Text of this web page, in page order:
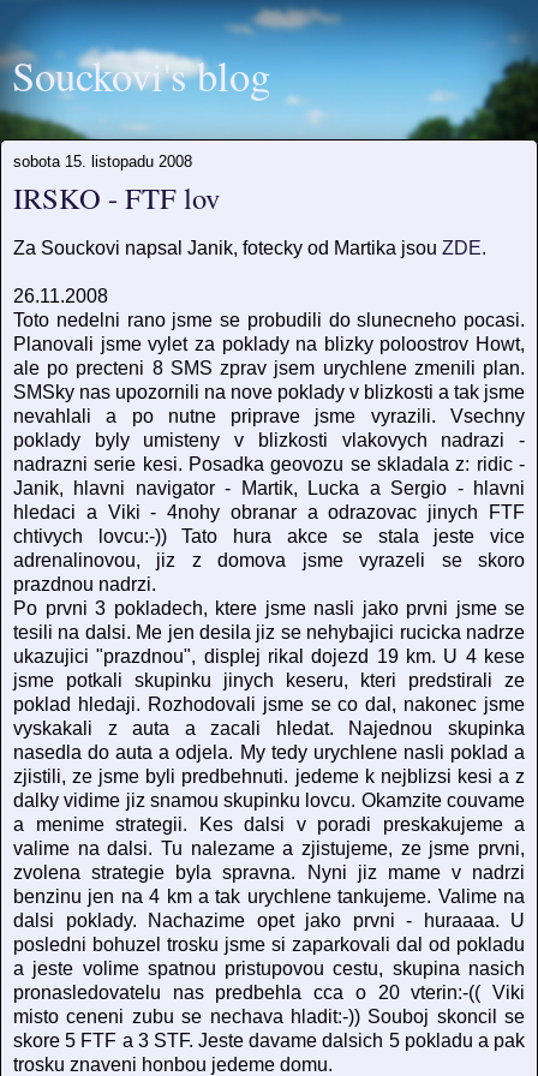
Souckovi's blog
sobota 15. listopadu 2008
IRSKO - FTF lov
Za Souckovi napsal Janik, fotecky od Martika jsou ZDE.
26.11.2008
Toto nedelni rano jsme se probudili do slunecneho pocasi.
Planovali jsme vylet za poklady na blizky poloostrov Howt,
ale po precteni 8 SMS zprav jsem urychlene zmenili plan.
SMSky nas upozornili na nove poklady v blizkosti a tak jsme
nevahlali a po nutne priprave jsme vyrazili. Vsechny
poklady byly umisteny v blizkosti vlakovych nadrazi -
nadrazni serie kesi. Posadka geovozu se skladala z: ridic -
Janik, hlavni navigator - Martik, Lucka a Sergio - hlavni
hledaci a Viki - 4nohy obranar a odrazovac jinych FTF
chtivych lovcu:-)) Tato hura akce se stala jeste vice
adrenalinovou, jiz z domova jsme vyrazeli se skoro
prazdnou nadrzi.
Po prvni 3 pokladech, ktere jsme nasli jako prvni jsme se
tesili na dalsi. Me jen desila jiz se nehybajici rucicka nadrze
ukazujici "prazdnou", displej rikal dojezd 19 km. U 4 kese
jsme potkali skupinku jinych keseru, kteri predstirali ze
poklad hledaji. Rozhodovali jsme se co dal, nakonec jsme
vyskakali z auta a zacali hledat. Najednou skupinka
nasedla do auta a odjela. My tedy urychlene nasli poklad a
zjistili, ze jsme byli predbehnuti. jedeme k nejblizsi kesi a z
dalky vidime jiz snamou skupinku lovcu. Okamzite couvame
a menime strategii. Kes dalsi v poradi preskakujeme a
valime na dalsi. Tu nalezame a zjistujeme, ze jsme prvni,
zvolena strategie byla spravna. Nyni jiz mame v nadrzi
benzinu jen na 4 km a tak urychlene tankujeme. Valime na
dalsi poklady. Nachazime opet jako prvni - huraaaa. U
posledni bohuzel trosku jsme si zaparkovali dal od pokladu
a jeste volime spatnou pristupovou cestu, skupina nasich
pronasledovatelu nas predbehla cca o 20 vterin:-(( Viki
misto ceneni zubu se nechava hladit:-)) Souboj skoncil se
skore 5 FTF a 3 STF. Jeste davame dalsich 5 pokladu a pak
trosku znaveni honbou jedeme domu.